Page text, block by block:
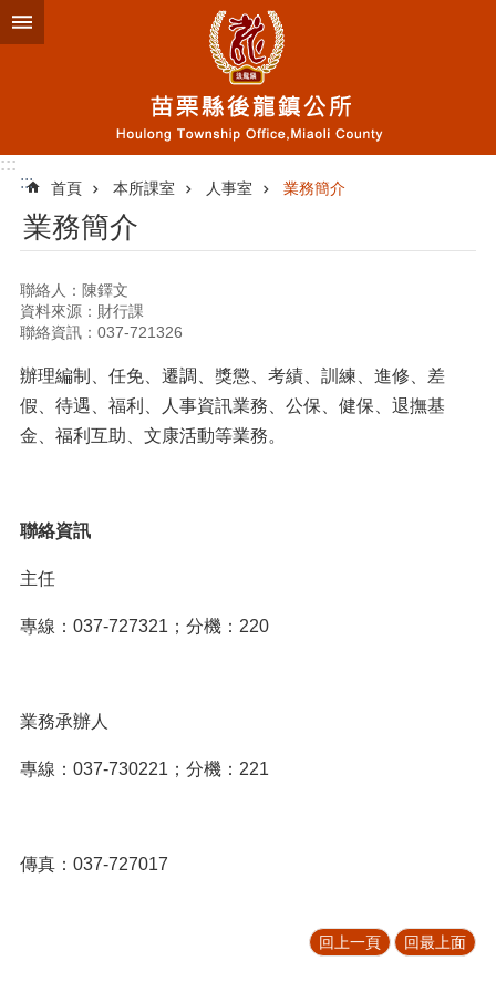
跳到主要內容區塊
:::
:::
首頁 本所課室 人事室 業務簡介
業務簡介
聯絡人：陳鐸文
資料來源：財行課
聯絡資訊：037-721326
辦理編制、任免、遷調、獎懲、考績、訓練、進修、差
假、待遇、福利、人事資訊業務、公保、健保、退撫基
金、福利互助、文康活動等業務。
聯絡資訊
主任
專線：037-727321；分機：220
業務承辦人
專線：037-730221；分機：221
傳真：037-727017
回上一頁 回最上面